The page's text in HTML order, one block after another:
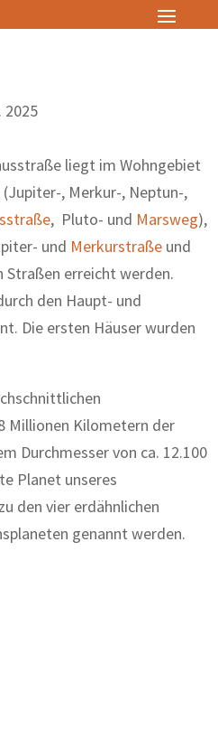
2025
liegt im Wohngebiet
, Merkur-, Neptun-,
, Pluto- und Marsweg),
und Merkurstraße und
Straßen erreicht werden.
den Haupt- und
Die ersten Häuser wurden
Millionen Kilometern der
Durchmesser von ca. 12.100
Planet unseres
den vier erdähnlichen
genannt werden.